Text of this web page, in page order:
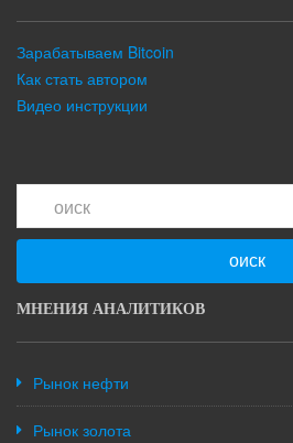
Зарабатываем Bitcoin
Как стать автором
Видео инструкции
оиск
МНЕНИЯ АНАЛИТИКОВ
Рынок нефти
Рынок золота